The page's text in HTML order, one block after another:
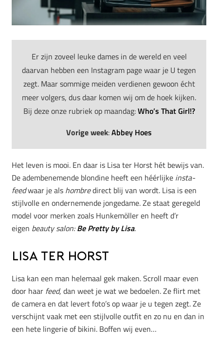
Er zijn zoveel leuke dames in de wereld en veel
daarvan hebben een Instagram page waar je U tegen
zegt. Maar sommige meiden verdienen gewoon écht
meer volgers, dus daar komen wij om de hoek kijken.
Bij deze onze rubriek op maandag:Who’s That Girl!?
Vorige week:Abbey Hoes
Het leven is mooi. En daar is Lisa ter Horst hét bewijs van.
De adembenemende blondine heeft een héérlijke insta-
feedwaar je als hombredirect blij van wordt. Lisa is een
stijlvolle en ondernemende jongedame. Ze staat geregeld
model voor merken zoals Hunkemöller en heeft d’r
eigen beauty salon:Be Pretty by Lisa.
Lisa ter Horst
Lisa kan een man helemaal gek maken. Scroll maar even
door haar feed, dan weet je wat we bedoelen. Ze flirt met
de camera en dat levert foto’s op waar je u tegen zegt. Ze
verschijnt vaak met een stijlvolle outfit en zo nu en dan in
een hete lingerie of bikini. Boffen wij even…